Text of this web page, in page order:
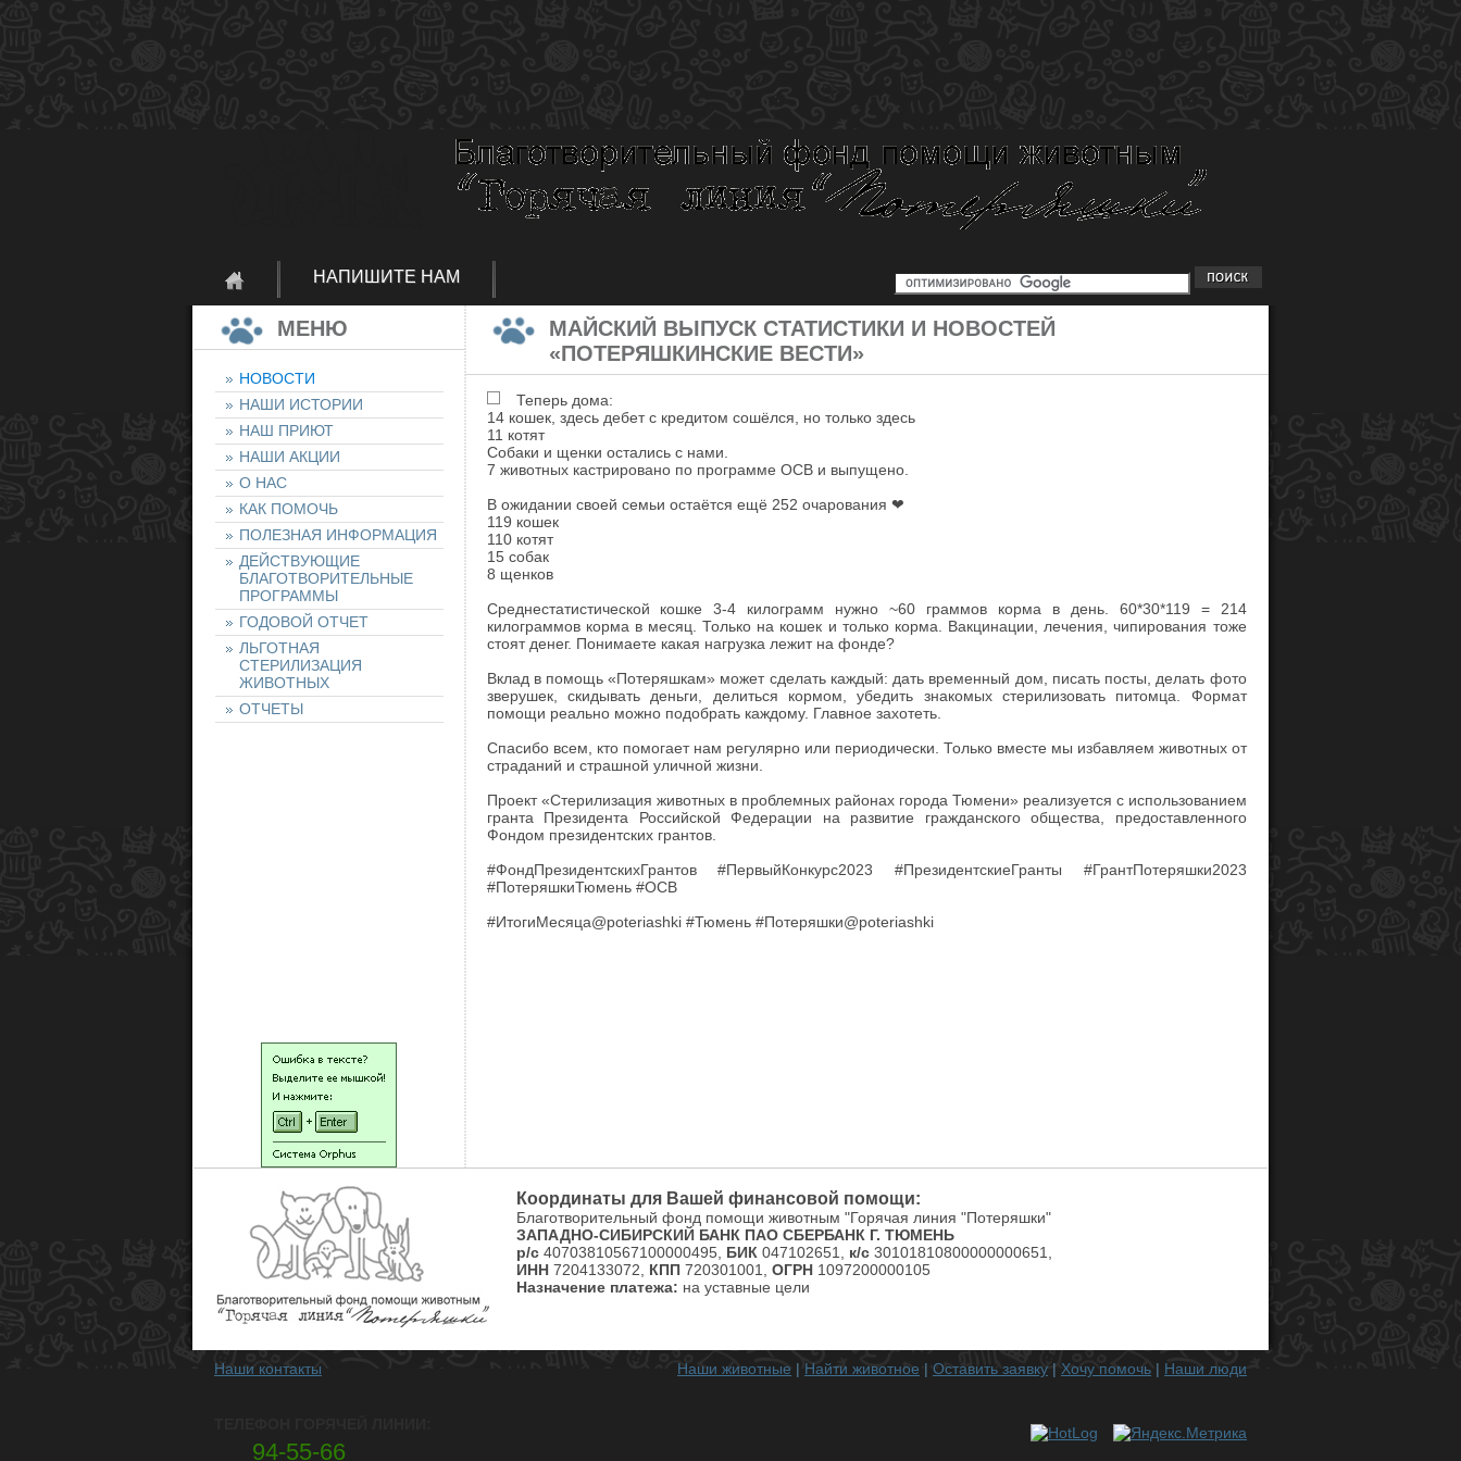
НАПИШИТЕ НАМ
МЕНЮ
НОВОСТИ
НАШИ ИСТОРИИ
НАШ ПРИЮТ
НАШИ АКЦИИ
О НАС
КАК ПОМОЧЬ
ПОЛЕЗНАЯ ИНФОРМАЦИЯ
ДЕЙСТВУЮЩИЕ
БЛАГОТВОРИТЕЛЬНЫЕ
ПРОГРАММЫ
ГОДОВОЙ ОТЧЕТ
ЛЬГОТНАЯ
СТЕРИЛИЗАЦИЯ
ЖИВОТНЫХ
ОТЧЕТЫ
МАЙСКИЙ ВЫПУСК СТАТИСТИКИ И НОВОСТЕЙ
«ПОТЕРЯШКИНСКИЕ ВЕСТИ»
Теперь дома:
14 кошек, здесь дебет с кредитом сошёлся, но только здесь
11 котят
Собаки и щенки остались с нами.
7 животных кастрировано по программе ОСВ и выпущено.
В ожидании своей семьи остаётся ещё 252 очарования ❤
119 кошек
110 котят
15 собак
8 щенков
Среднестатистической кошке 3-4 килограмм нужно ~60 граммов корма в день. 60*30*119 = 214
килограммов корма в месяц. Только на кошек и только корма. Вакцинации, лечения, чипирования тоже
стоят денег. Понимаете какая нагрузка лежит на фонде?
Вклад в помощь «Потеряшкам» может сделать каждый: дать временный дом, писать посты, делать фото
зверушек, скидывать деньги, делиться кормом, убедить знакомых стерилизовать питомца. Формат
помощи реально можно подобрать каждому. Главное захотеть.
Спасибо всем, кто помогает нам регулярно или периодически. Только вместе мы избавляем животных от
страданий и страшной уличной жизни.
Проект «Стерилизация животных в проблемных районах города Тюмени» реализуется с использованием
гранта Президента Российской Федерации на развитие гражданского общества, предоставленного
Фондом президентских грантов.
#ФондПрезидентскихГрантов #ПервыйКонкурс2023 #ПрезидентскиеГранты #ГрантПотеряшки2023
#ПотеряшкиТюмень #ОСВ
#ИтогиМесяца@poteriashki #Тюмень #Потеряшки@poteriashki
Координаты для Вашей финансовой помощи:
Благотворительный фонд помощи животным "Горячая линия "Потеряшки"
ЗАПАДНО-СИБИРСКИЙ БАНК ПАО СБЕРБАНК Г. ТЮМЕНЬ
р/с 40703810567100000495, БИК 047102651, к/с 30101810800000000651,
ИНН 7204133072, КПП 720301001, ОГРН 1097200000105
Назначение платежа: на уставные цели
Наши контакты Наши животные | Найти животное | Оставить заявку | Хочу помочь | Наши люди
94-55-66